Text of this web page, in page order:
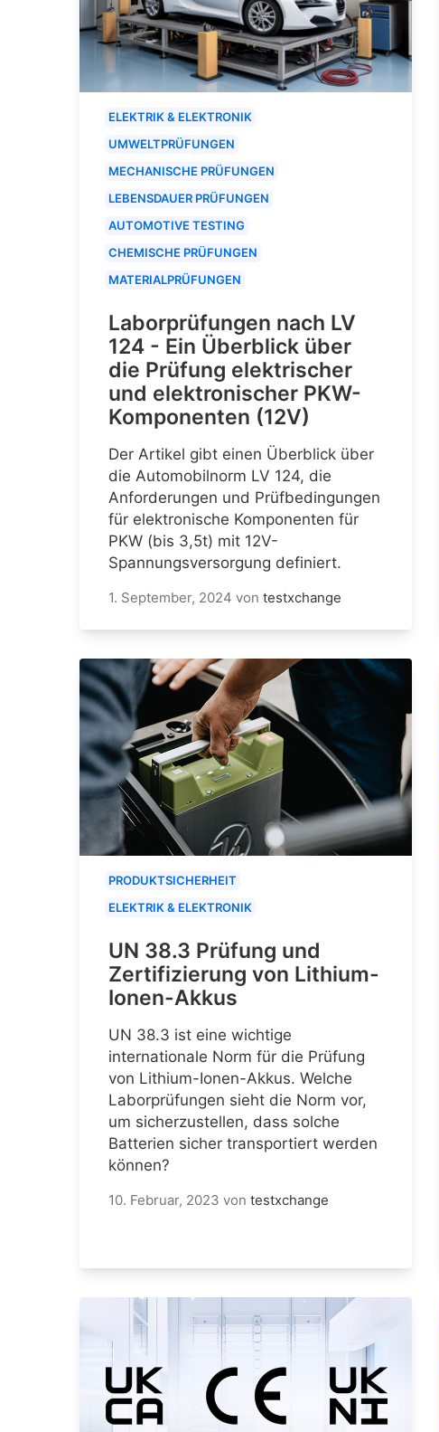
ELEKTRIK & ELEKTRONIK
UMWELTPRÜFUNGEN
MECHANISCHE PRÜFUNGEN
LEBENSDAUER PRÜFUNGEN
AUTOMOTIVE TESTING
CHEMISCHE PRÜFUNGEN
MATERIALPRÜFUNGEN
Laborprüfungen nach LV
124 - Ein Überblick über
die Prüfung elektrischer
und elektronischer PKW-
Komponenten (12V)
Der Artikel gibt einen Überblick über
die Automobilnorm LV 124, die
Anforderungen und Prüfbedingungen
für elektronische Komponenten für
PKW (bis 3,5t) mit 12V-
Spannungsversorgung definiert.
1. September, 2024 von testxchange
PRODUKTSICHERHEIT
ELEKTRIK & ELEKTRONIK
UN 38.3 Prüfung und
Zertifizierung von Lithium-
Ionen-Akkus
UN 38.3 ist eine wichtige
internationale Norm für die Prüfung
von Lithium-Ionen-Akkus. Welche
Laborprüfungen sieht die Norm vor,
um sicherzustellen, dass solche
Batterien sicher transportiert werden
können?
10. Februar, 2023 von testxchange